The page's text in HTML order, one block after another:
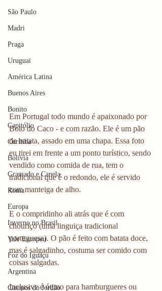
São Paulo
Madri
Praga
Uruguai
América Latina
Buenos Aires
Bonito
Capitólio
Curitiba
Bolívia
Gramado e Canela
Roma
Europa
Inverno no Brasil
Vale Europeu
Foz do Iguaçu
Argentina
Campos do Jordão
Em Portugal todo mundo é apaixonado por
Bolo do Caco - e com razão. Ele é um pão
de batata, assado em uma chapa. Essa foto
eu tirei em frente a um ponto turístico, sendo
vendido como comida de rua, tem o
tradicional que é o redondo, ele é servido
com manteiga de alho.
E o compridinho ali atrás que é com
chouriço (uma linguiça tradicional
portuguesa). O pão é feito com batata doce,
mas é salgadinho, costuma ser comido com
coisas salgadas.
Inclusive é ótimo para hamburgueres ou